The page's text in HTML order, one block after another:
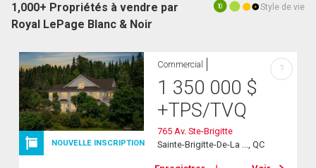
10 Style de vie
1,000+ Propriétés à vendre par
Royal LePage Blanc & Noir
NOUVELLE INSCRIPTION
Commercial
1 350 000 $
+TPS/TVQ
765 Av. Ste-Brigitte
Sainte-Brigitte-De-La ..., QC
?